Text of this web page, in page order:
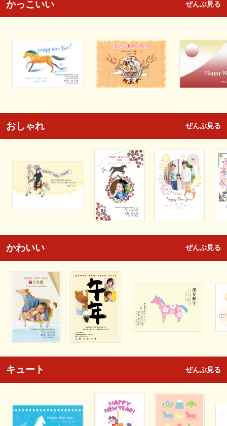
かっこいい ぜんぶ見る
おしゃれ ぜんぶ見る
かわいい ぜんぶ見る
キュート ぜんぶ見る